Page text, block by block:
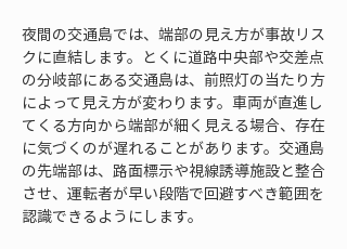
夜間の交通島では、端部の見え方が事故リス
クに直結します。とくに道路中央部や交差点
の分岐部にある交通島は、前照灯の当たり方
によって見え方が変わります。車両が直進し
てくる方向から端部が細く見える場合、存在
に気づくのが遅れることがあります。交通島
の先端部は、路面標示や視線誘導施設と整合
させ、運転者が早い段階で回避すべき範囲を
認識できるようにします。